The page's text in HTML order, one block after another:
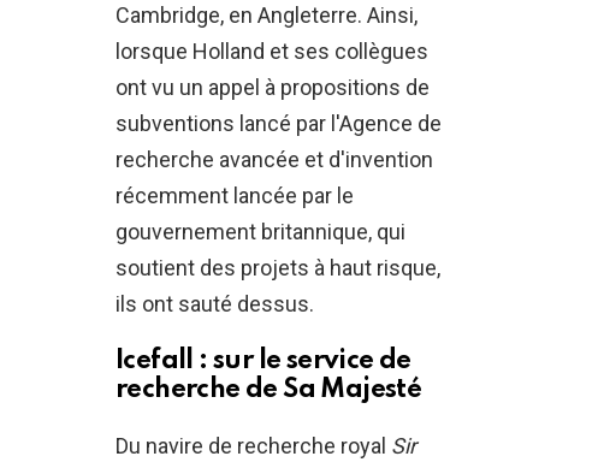
Cambridge, en Angleterre. Ainsi,
lorsque Holland et ses collègues
ont vu un appel à propositions de
subventions lancé par l'Agence de
recherche avancée et d'invention
récemment lancée par le
gouvernement britannique, qui
soutient des projets à haut risque,
ils ont sauté dessus.
Icefall : sur le service de
recherche de Sa Majesté
Du navire de recherche royal Sir